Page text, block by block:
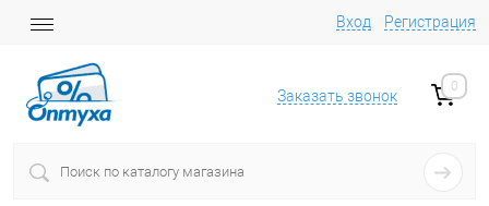
Вход Регистрация
Заказать звонок
0